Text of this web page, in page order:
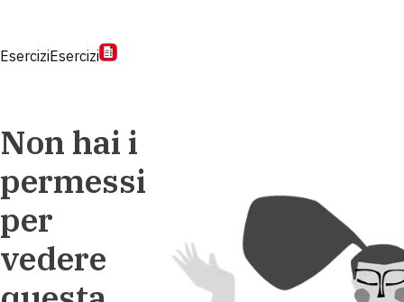
EserciziEsercizi
Non hai i
permessi
per
vedere